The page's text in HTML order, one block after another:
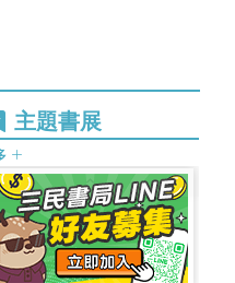
主題書展